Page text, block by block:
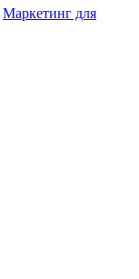
Маркетинг для